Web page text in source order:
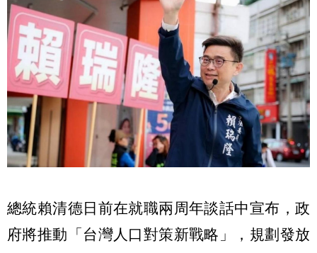
總統賴清德日前在就職兩周年談話中宣布，政
府將推動「台灣人口對策新戰略」，規劃發放